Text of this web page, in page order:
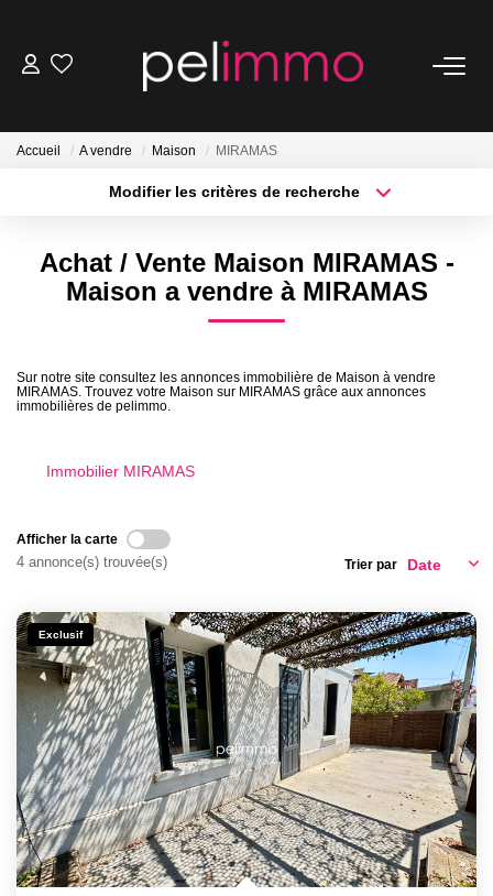
Ventes
Locations
ESTIMATION
NOS SERVICES
NOS AGENCES
Notre Équipe
Nos Agences
Nos Actualités
CONTACT
Accueil A vendre Maison MIRAMAS
Modifier les critères de recherche
Type de bien
Budget max Plus de critères
Achat / Vente Maison MIRAMAS -
Maison a vendre à MIRAMAS
Sur notre site consultez les annonces immobilière de Maison à vendre
MIRAMAS. Trouvez votre Maison sur MIRAMAS grâce aux annonces
immobilières de pelimmo.
Immobilier MIRAMAS
Afficher la carte
4 annonce(s) trouvée(s) Trier par
Exclusif